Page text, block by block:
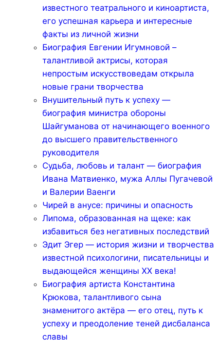
известного театрального и киноартиста,
его успешная карьера и интересные
факты из личной жизни
Биография Евгении Игумновой –
талантливой актрисы, которая
непростым искусствоведам открыла
новые грани творчества
Внушительный путь к успеху —
биография министра обороны
Шайгуманова от начинающего военного
до высшего правительственного
руководителя
Судьба, любовь и талант — биография
Ивана Матвиенко, мужа Аллы Пугачевой
и Валерии Ваенги
Чирей в анусе: причины и опасность
Липома, образованная на щеке: как
избавиться без негативных последствий
Эдит Эгер — история жизни и творчества
известной психологини, писательницы и
выдающейся женщины ХХ века!
Биография артиста Константина
Крюкова, талантливого сына
знаменитого актёра — его отец, путь к
успеху и преодоление теней дисбаланса
славы